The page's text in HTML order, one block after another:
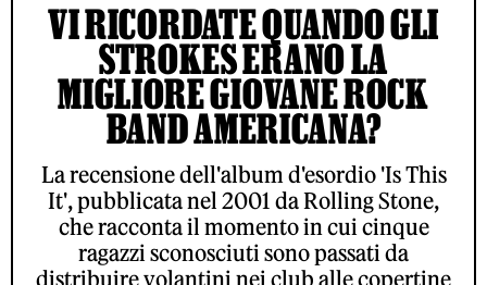
VI RICORDATE QUANDO GLI
STROKES ERANO LA
MIGLIORE GIOVANE ROCK
BAND AMERICANA?
La recensione dell'album d'esordio 'Is This
It', pubblicata nel 2001 da Rolling Stone,
che racconta il momento in cui cinque
ragazzi sconosciuti sono passati da
distribuire volantini nei club alle copertine